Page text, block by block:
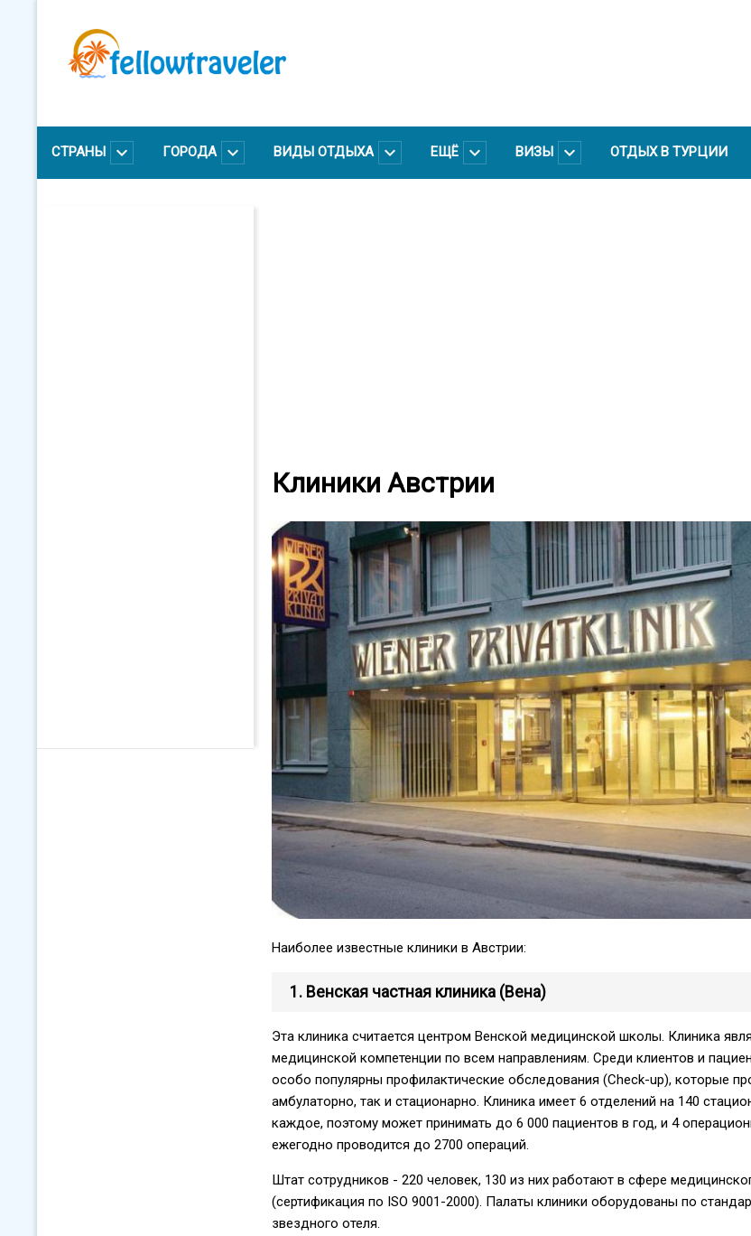
содержанию
СТРАНЫ ГОРОДА ВИДЫ ОТДЫХА ЕЩЁ ВИЗЫ ОТДЫХ В ТУРЦИИ
Клиники Австрии
Наиболее известные клиники в Австрии:
1. Венская частная клиника (Вена)
Эта клиника считается центром Венской медицинской школы. Клиника
медицинской компетенции по всем направлениям. Среди клиентов и
особо популярны профилактические обследования (Check-up), которые
амбулаторно, так и стационарно. Клиника имеет 6 отделений на 140
каждое, поэтому может принимать до 6 000 пациентов в год, и 4
ежегодно проводится до 2700 операций.
Штат сотрудников - 220 человек, 130 из них работают в сфере
(сертификация по ISO 9001-2000). Палаты клиники оборудованы по
звездного отеля.